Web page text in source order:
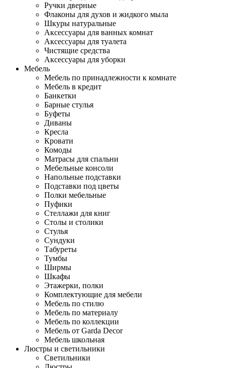
Ручки дверные
Флаконы для духов и жидкого мыла
Шкуры натуральные
Аксессуары для ванных комнат
Аксессуары для туалета
Чистящие средства
Аксессуары для уборки
Мебель
Мебель по принадлежности к комнате
Мебель в кредит
Банкетки
Барные стулья
Буфеты
Диваны
Кресла
Кровати
Комоды
Матрасы для спальни
Мебельные консоли
Напольные подставки
Подставки под цветы
Полки мебельные
Пуфики
Стеллажи для книг
Столы и столики
Стулья
Сундуки
Табуреты
Тумбы
Ширмы
Шкафы
Этажерки, полки
Комплектующие для мебели
Мебель по стилю
Мебель по материалу
Мебель по коллекции
Мебель от Garda Decor
Мебель школьная
Люстры и светильники
Светильники